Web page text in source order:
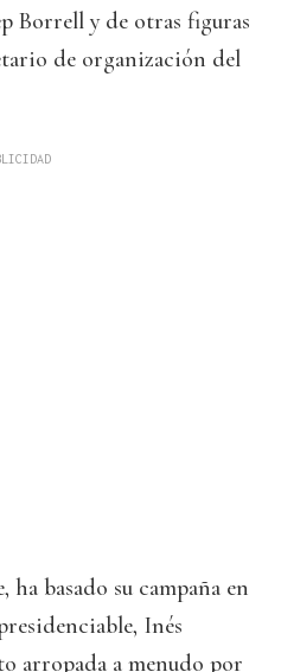
Borrell y de otras figuras
de organización del
basado su campaña en
Inés
arropada a menudo por